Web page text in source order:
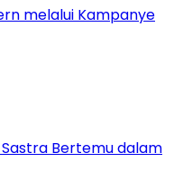
melalui Kampanye
Sastra Bertemu dalam